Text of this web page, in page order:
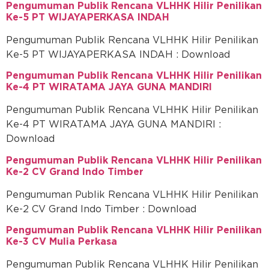
Pengumuman Publik Rencana VLHHK Hilir Penilikan
Ke-5 PT WIJAYAPERKASA INDAH
Pengumuman Publik Rencana VLHHK Hilir Penilikan
Ke-5 PT WIJAYAPERKASA INDAH : Download
Pengumuman Publik Rencana VLHHK Hilir Penilikan
Ke-4 PT WIRATAMA JAYA GUNA MANDIRI
Pengumuman Publik Rencana VLHHK Hilir Penilikan
Ke-4 PT WIRATAMA JAYA GUNA MANDIRI :
Download
Pengumuman Publik Rencana VLHHK Hilir Penilikan
Ke-2 CV Grand Indo Timber
Pengumuman Publik Rencana VLHHK Hilir Penilikan
Ke-2 CV Grand Indo Timber : Download
Pengumuman Publik Rencana VLHHK Hilir Penilikan
Ke-3 CV Mulia Perkasa
Pengumuman Publik Rencana VLHHK Hilir Penilikan